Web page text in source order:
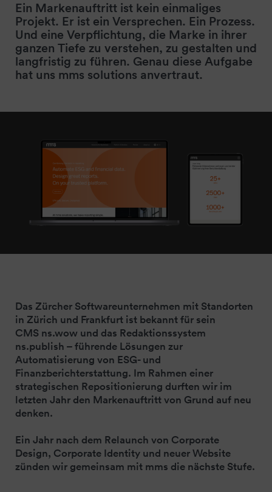
Ein Markenauftritt ist kein einmaliges
Projekt. Er ist ein Versprechen. Ein Prozess.
Und eine Verpflichtung, die Marke in ihrer
ganzen Tiefe zu verstehen, zu gestalten und
langfristig zu führen. Genau diese Aufgabe
hat uns mms solutions anvertraut.
Das Zürcher Softwareunternehmen mit Standorten
in Zürich und Frankfurt ist bekannt für sein
CMS ns.wow und das Redaktionssystem
ns.publish – führende Lösungen zur
Automatisierung von ESG- und
Finanzberichterstattung. Im Rahmen einer
strategischen Repositionierung durften wir im
letzten Jahr den Markenauftritt von Grund auf neu
denken.
Ein Jahr nach dem Relaunch von Corporate
Design, Corporate Identity und neuer Website
zünden wir gemeinsam mit mms die nächste Stufe.